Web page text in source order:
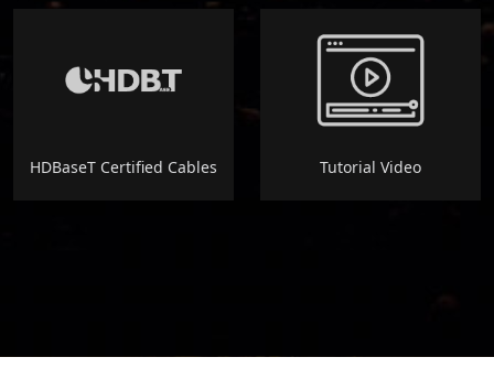
HDBaseT Certified Cables Tutorial Video